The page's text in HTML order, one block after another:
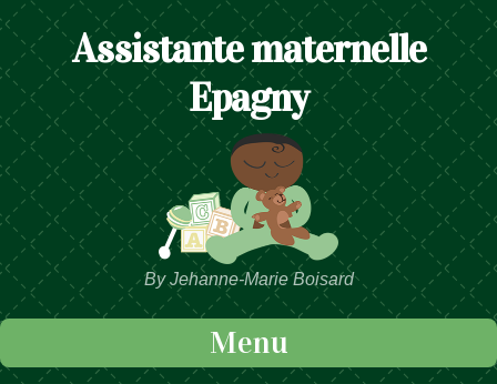
Assistante maternelle
Epagny
By Jehanne-Marie Boisard
Menu